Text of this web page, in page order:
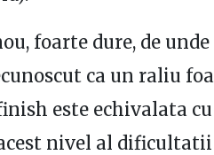
foarte dure, de
ca un raliu
este echivalata
nivel al dificultatii